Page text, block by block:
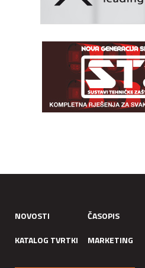
NOVOSTI ČASOPIS
KATALOG TVRTKI
MARKETING